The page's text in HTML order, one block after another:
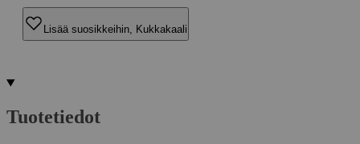
Lisää suosikkeihin, Kukkakaali
Tuotetiedot